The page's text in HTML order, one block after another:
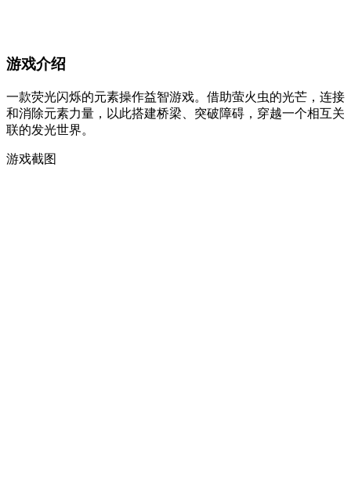
游戏介绍
一款荧光闪烁的元素操作益智游戏。借助萤火虫的光芒，连接
和消除元素力量，以此搭建桥梁、突破障碍，穿越一个相互关
联的发光世界。
游戏截图